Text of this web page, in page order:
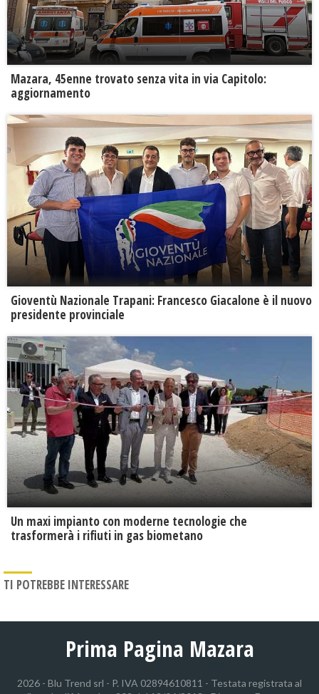
Mazara, 45enne trovato senza vita in via Capitolo:
aggiornamento
Gioventù Nazionale Trapani: Francesco Giacalone è il nuovo
presidente provinciale
Un maxi impianto con moderne tecnologie che
trasformerà i rifiuti in gas biometano
TI POTREBBE INTERESSARE
Prima Pagina Mazara
2026 - Blu Trend srl - P. IVA 02894610811 - Testata registrata al